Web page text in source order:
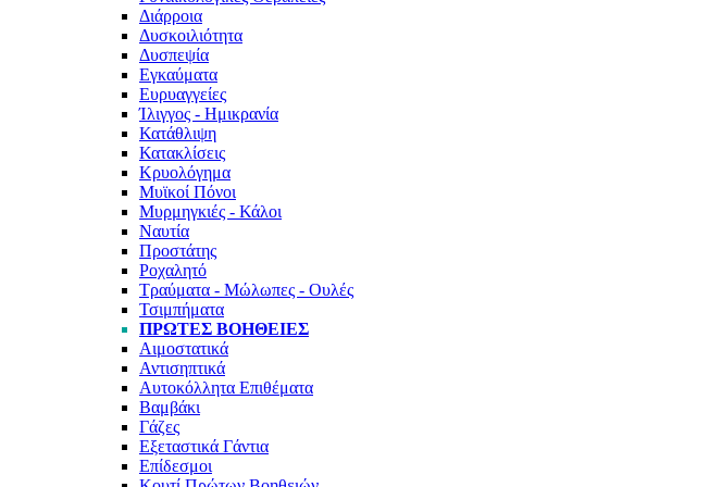
Διάρροια
Δυσκοιλιότητα
Δυσπεψία
Εγκαύματα
Ευρυαγγείες
Ίλιγγος - Ημικρανία
Κατάθλιψη
Κατακλίσεις
Κρυολόγημα
Μυϊκοί Πόνοι
Μυρμηγκιές - Κάλοι
Ναυτία
Προστάτης
Ροχαλητό
Τραύματα - Μώλωπες - Ουλές
Τσιμπήματα
ΠΡΏΤΕΣ ΒΟΉΘΕΙΕΣ
Αιμοστατικά
Αντισηπτικά
Αυτοκόλλητα Επιθέματα
Βαμβάκι
Γάζες
Εξεταστικά Γάντια
Επίδεσμοι